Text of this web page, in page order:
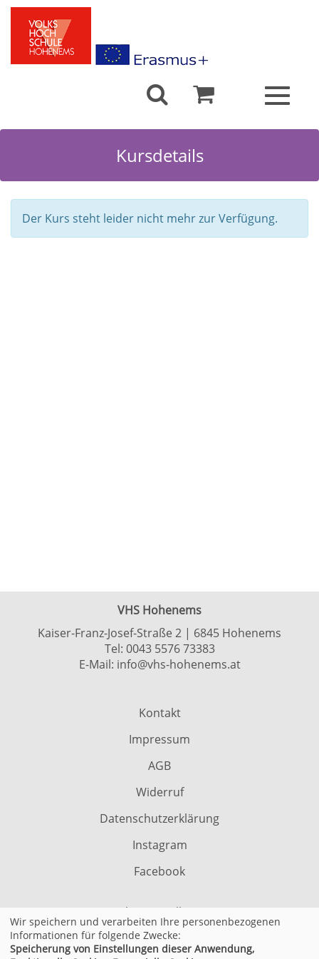
Toggle
Kursdetails
Der Kurs steht leider nicht mehr zur Verfügung.
VHS Hohenems
Kaiser-Franz-Josef-Straße 2 | 6845 Hohenems
Tel: 0043 5576 73383
E-Mail: info@vhs-hohenems.at
Kontakt
Impressum
AGB
Widerruf
Datenschutzerklärung
Instagram
Facebook
Cookie Einstellungen
Wir speichern und verarbeiten Ihre personenbezogenen
Informationen für folgende Zwecke:
Speicherung von Einstellungen dieser Anwendung,